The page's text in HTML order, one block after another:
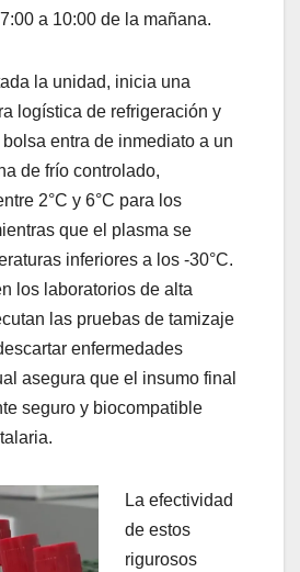
a 10:00 de la mañana.
la unidad, inicia una
logística de refrigeración y
entra de inmediato a un
de frío controlado,
2°C y 6°C para los
que el plasma se
inferiores a los -30°C.
los laboratorios de alta
las pruebas de tamizaje
enfermedades
asegura que el insumo final
seguro y biocompatible
La efectividad
de estos
rigurosos